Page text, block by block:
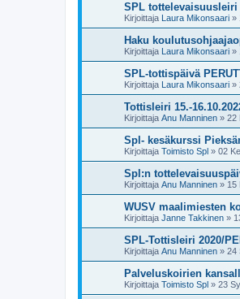
SPL tottelevaisuusleiri
Kirjoittaja Laura Mikonsaari »
Haku
Kirjoittaja Laura Mikonsaari »
SPL-tottispäivä
Kirjoittaja Laura Mikonsaari »
Tottisleiri 15.-
Kirjoittaja Anu Manninen » 22
Spl- kesäkurssi
Kirjoittaja Toimisto Spl » 02
Spl:n
Kirjoittaja Anu Manninen » 15
WUSV maalimiesten
Kirjoittaja Janne Takkinen »
SPL-Tottisleiri 2020/
Kirjoittaja Anu Manninen » 24
Palveluskoirien
Kirjoittaja Toimisto Spl » 23